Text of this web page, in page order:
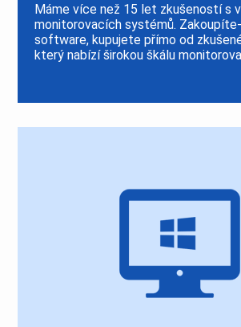
Máme více než 15 let zkušeností s
monitorovacích systémů.
software, kupujete přímo od
který nabízí širokou škálu